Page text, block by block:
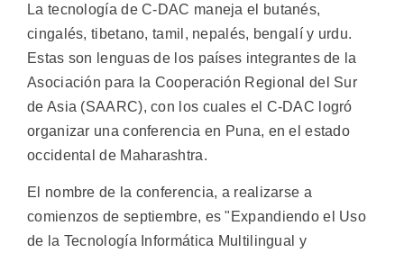
La tecnología de C-DAC maneja el butanés,
cingalés, tibetano, tamil, nepalés, bengalí y urdu.
Estas son lenguas de los países integrantes de la
Asociación para la Cooperación Regional del Sur
de Asia (SAARC), con los cuales el C-DAC logró
organizar una conferencia en Puna, en el estado
occidental de Maharashtra.
El nombre de la conferencia, a realizarse a
comienzos de septiembre, es "Expandiendo el Uso
de la Tecnología Informática Multilingual y